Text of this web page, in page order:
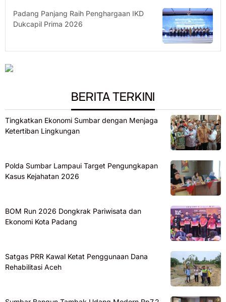
Padang Panjang Raih Penghargaan IKD
Dukcapil Prima 2026
BERITA TERKINI
Tingkatkan Ekonomi Sumbar dengan Menjaga
Ketertiban Lingkungan
Polda Sumbar Lampaui Target Pengungkapan
Kasus Kejahatan 2026
BOM Run 2026 Dongkrak Pariwisata dan
Ekonomi Kota Padang
Satgas PRR Kawal Ketat Penggunaan Dana
Rehabilitasi Aceh